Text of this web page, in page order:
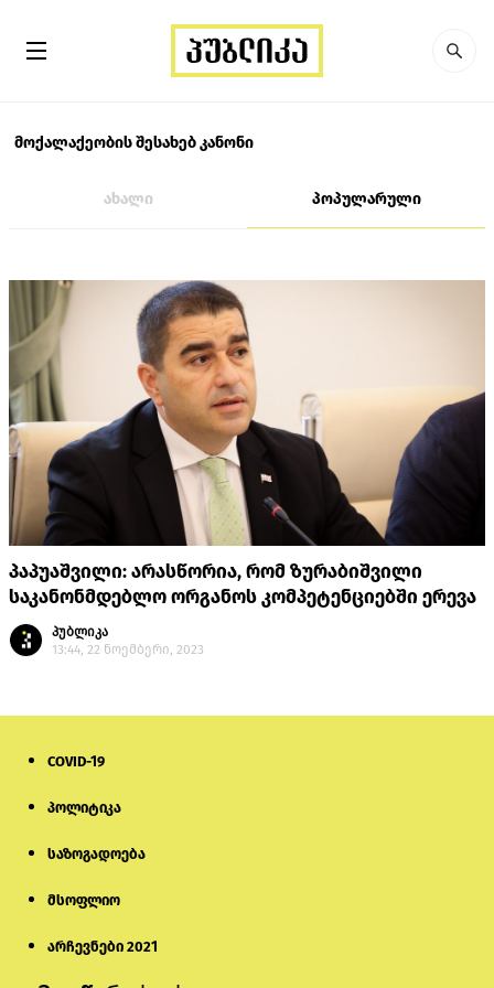
მოქალაქეობის შესახებ კანონი
ახალი პოპულარული
პაპუაშვილი: არასწორია, რომ ზურაბიშვილი
საკანონმდებლო ორგანოს კომპეტენციებში ერევა
პუბლიკა
13:44, 22 ნოემბერი, 2023
COVID-19
პოლიტიკა
საზოგადოება
მსოფლიო
არჩევნები 2021